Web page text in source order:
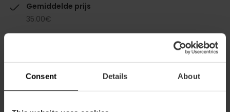
Consent Details About
Gemiddelde prijs
35.00€